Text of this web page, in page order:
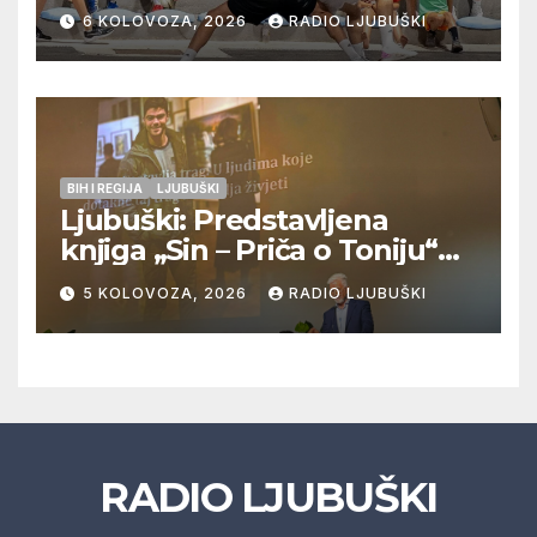
Pregrađa u četvrtfinalu,
Veljaci i Cerno/Crnopod u
doigravanju, Grljevići završili
natjecanje
6 KOLOVOZA, 2026 RADIO LJUBUŠKI
BIH I REGIJA LJUBUŠKI
Ljubuški: Predstavljena
knjiga „Sin – Priča o Toniju“
dr. sc. Zdenka Hercega
5 KOLOVOZA, 2026 RADIO LJUBUŠKI
RADIO LJUBUŠKI